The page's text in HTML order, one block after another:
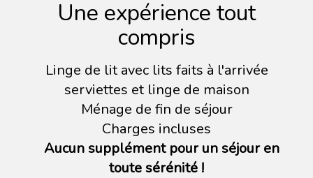
Une expérience tout
compris
Linge de lit avec lits faits à l'arrivée
serviettes et linge de maison
Ménage de fin de séjour
Charges incluses
Aucun supplément pour un séjour en
toute sérénité !